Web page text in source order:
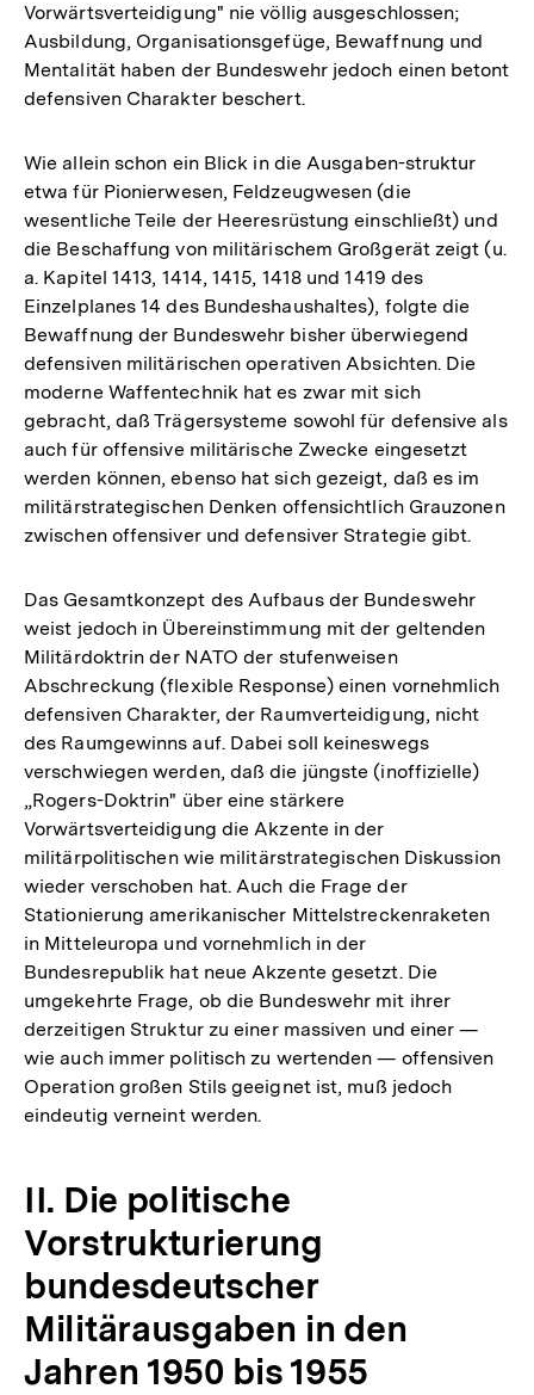
Vorwärtsverteidigung" nie völlig ausgeschlossen;
Ausbildung, Organisationsgefüge, Bewaffnung und
Mentalität haben der Bundeswehr jedoch einen betont
defensiven Charakter beschert.
Wie allein schon ein Blick in die Ausgaben-struktur
etwa für Pionierwesen, Feldzeugwesen (die
wesentliche Teile der Heeresrüstung einschließt) und
die Beschaffung von militärischem Großgerät zeigt (u.
a. Kapitel 1413, 1414, 1415, 1418 und 1419 des
Einzelplanes 14 des Bundeshaushaltes), folgte die
Bewaffnung der Bundeswehr bisher überwiegend
defensiven militärischen operativen Absichten. Die
moderne Waffentechnik hat es zwar mit sich
gebracht, daß Trägersysteme sowohl für defensive als
auch für offensive militärische Zwecke eingesetzt
werden können, ebenso hat sich gezeigt, daß es im
militärstrategischen Denken offensichtlich Grauzonen
zwischen offensiver und defensiver Strategie gibt.
Das Gesamtkonzept des Aufbaus der Bundeswehr
weist jedoch in Übereinstimmung mit der geltenden
Militärdoktrin der NATO der stufenweisen
Abschreckung (flexible Response) einen vornehmlich
defensiven Charakter, der Raumverteidigung, nicht
des Raumgewinns auf. Dabei soll keineswegs
verschwiegen werden, daß die jüngste (inoffizielle)
„Rogers-Doktrin" über eine stärkere
Vorwärtsverteidigung die Akzente in der
militärpolitischen wie militärstrategischen Diskussion
wieder verschoben hat. Auch die Frage der
Stationierung amerikanischer Mittelstreckenraketen
in Mitteleuropa und vornehmlich in der
Bundesrepublik hat neue Akzente gesetzt. Die
umgekehrte Frage, ob die Bundeswehr mit ihrer
derzeitigen Struktur zu einer massiven und einer —
wie auch immer politisch zu wertenden — offensiven
Operation großen Stils geeignet ist, muß jedoch
eindeutig verneint werden.
II. Die politische
Vorstrukturierung
bundesdeutscher
Militärausgaben in den
Jahren 1950 bis 1955